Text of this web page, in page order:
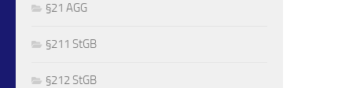
§21 AGG
§211 StGB
§212 StGB